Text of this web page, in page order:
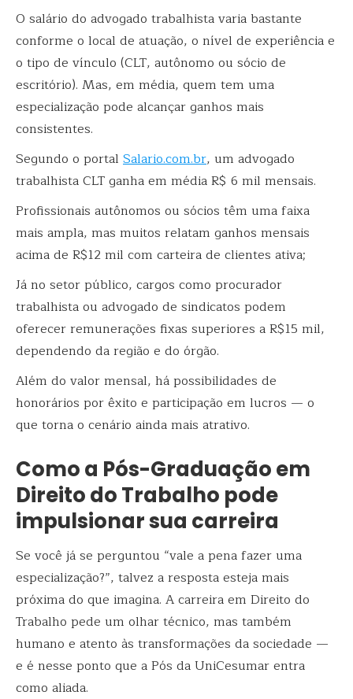
O salário do advogado trabalhista varia bastante
conforme o local de atuação, o nível de experiência e
o tipo de vínculo (CLT, autônomo ou sócio de
escritório). Mas, em média, quem tem uma
especialização pode alcançar ganhos mais
consistentes.
Segundo o portal Salario.com.br, um advogado
trabalhista CLT ganha em média R$ 6 mil mensais.
Profissionais autônomos ou sócios têm uma faixa
mais ampla, mas muitos relatam ganhos mensais
acima de R$12 mil com carteira de clientes ativa;
Já no setor público, cargos como procurador
trabalhista ou advogado de sindicatos podem
oferecer remunerações fixas superiores a R$15 mil,
dependendo da região e do órgão.
Além do valor mensal, há possibilidades de
honorários por êxito e participação em lucros — o
que torna o cenário ainda mais atrativo.
Como a Pós-Graduação em
Direito do Trabalho pode
impulsionar sua carreira
Se você já se perguntou “vale a pena fazer uma
especialização?”, talvez a resposta esteja mais
próxima do que imagina. A carreira em Direito do
Trabalho pede um olhar técnico, mas também
humano e atento às transformações da sociedade —
e é nesse ponto que a Pós da UniCesumar entra
como aliada.